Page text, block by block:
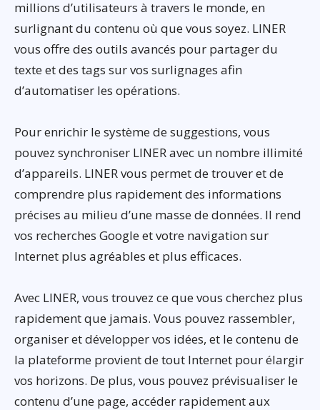
millions d’utilisateurs à travers le monde, en
surlignant du contenu où que vous soyez. LINER
vous offre des outils avancés pour partager du
texte et des tags sur vos surlignages afin
d’automatiser les opérations.
Pour enrichir le système de suggestions, vous
pouvez synchroniser LINER avec un nombre illimité
d’appareils. LINER vous permet de trouver et de
comprendre plus rapidement des informations
précises au milieu d’une masse de données. Il rend
vos recherches Google et votre navigation sur
Internet plus agréables et plus efficaces.
Avec LINER, vous trouvez ce que vous cherchez plus
rapidement que jamais. Vous pouvez rassembler,
organiser et développer vos idées, et le contenu de
la plateforme provient de tout Internet pour élargir
vos horizons. De plus, vous pouvez prévisualiser le
contenu d’une page, accéder rapidement aux